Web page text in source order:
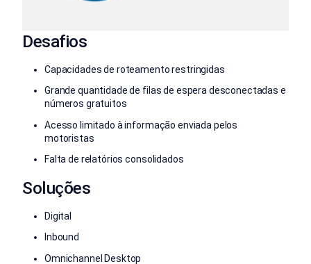
Desafios
Capacidades de roteamento restringidas
Grande quantidade de filas de espera desconectadas e
números gratuitos
Acesso limitado à informação enviada pelos
motoristas
Falta de relatórios consolidados
Soluções
Digital
Inbound
Omnichannel Desktop